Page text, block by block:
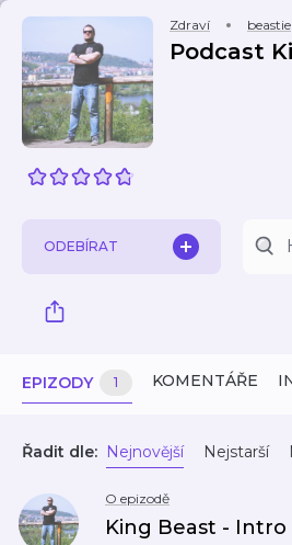
Zdraví beastie
Podcast
ODEBÍRAT
EPIZODY 1 KOMENTÁŘE
Řadit dle: Nejnovější Nejstarší
O epizodě
King Beast - Intro